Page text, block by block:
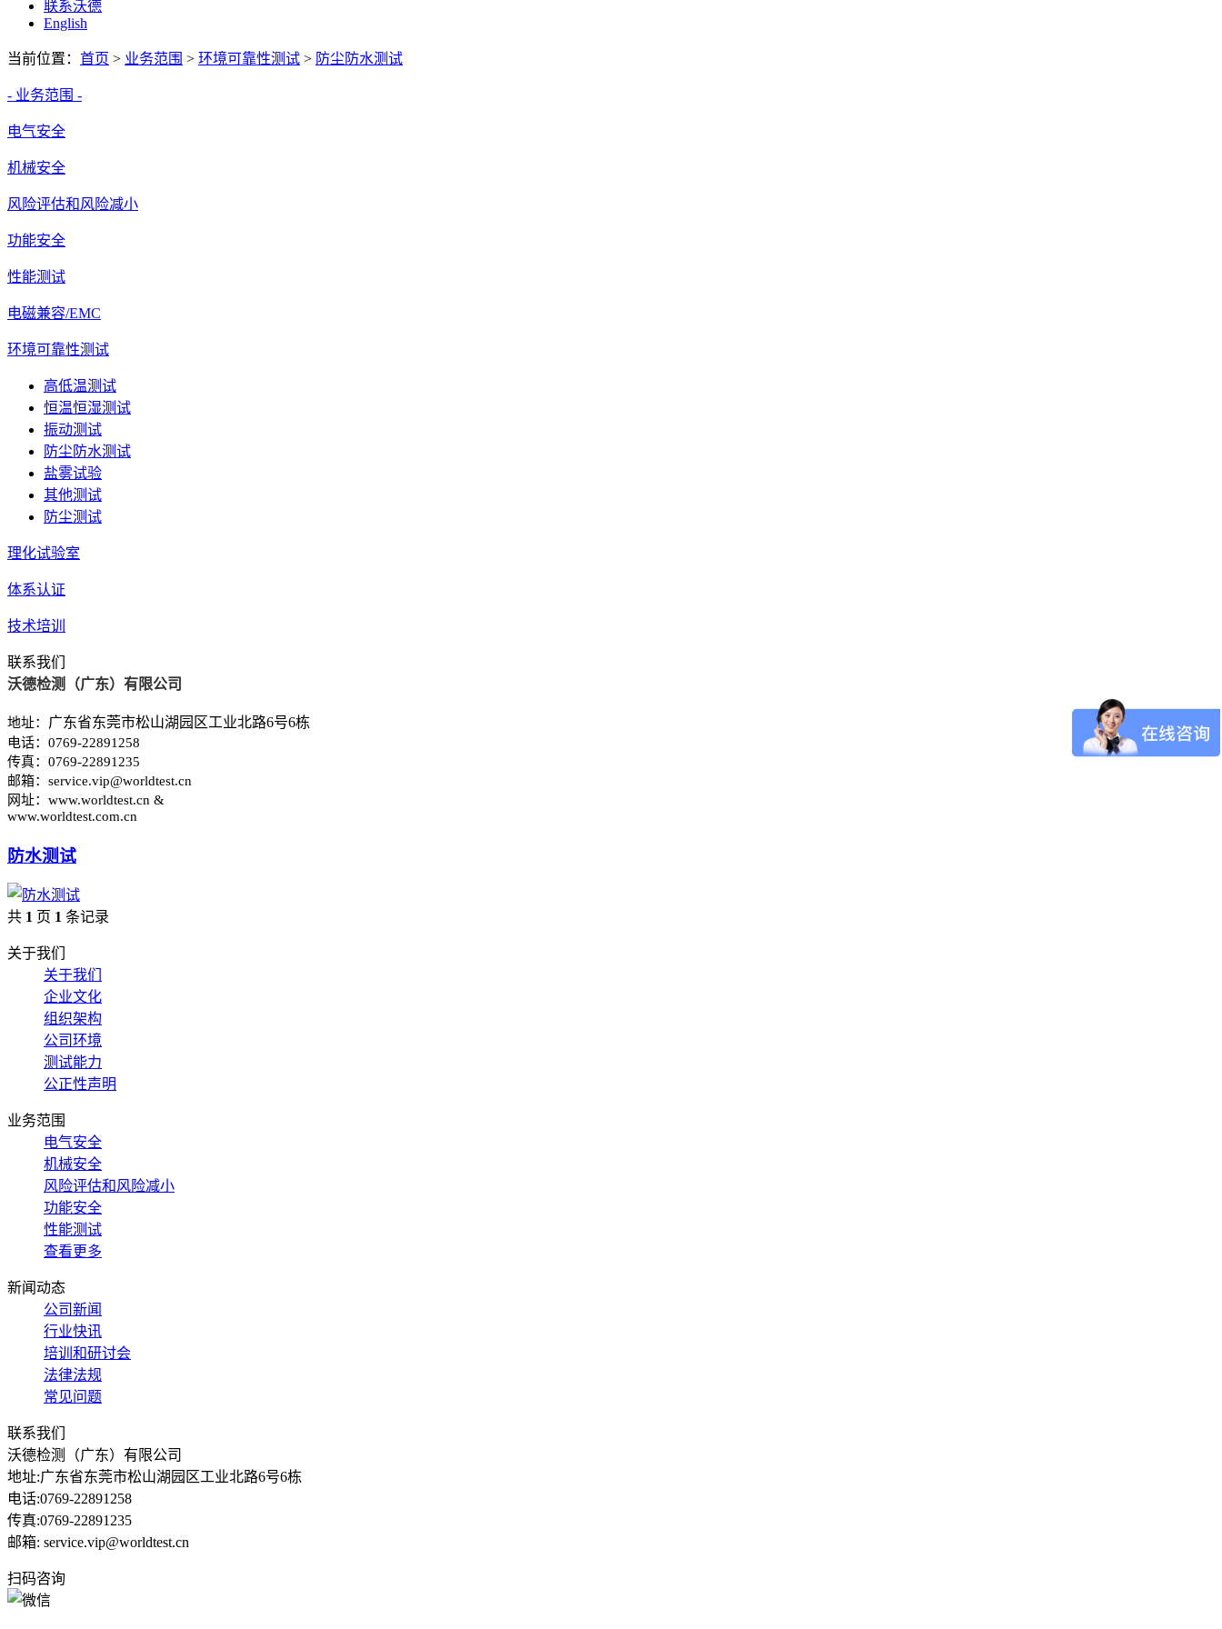
联系沃德
English
当前位置： 首页 > 业务范围 > 环境可靠性测试 > 防尘防水测试
- 业务范围 -
电气安全
机械安全
风险评估和风险减小
功能安全
性能测试
电磁兼容/EMC
环境可靠性测试
高低温测试
恒温恒湿测试
振动测试
防尘防水测试
盐雾试验
其他测试
防尘测试
理化试验室
体系认证
技术培训
联系我们
沃德检测（广东）有限公司
地址： 广东省东莞市松山湖园区工业北路6号6栋
电话： 0769-22891258
传真： 0769-22891235
邮箱： service.vip@worldtest.cn
网址： www.worldtest.cn &
www.worldtest.com.cn
防水测试
共 1 页 1 条记录
关于我们
关于我们
企业文化
组织架构
公司环境
测试能力
公正性声明
业务范围
电气安全
机械安全
风险评估和风险减小
功能安全
性能测试
查看更多
新闻动态
公司新闻
行业快讯
培训和研讨会
法律法规
常见问题
联系我们
沃德检测（广东）有限公司
地址:广东省东莞市松山湖园区工业北路6号6栋
电话:0769-22891258
传真:0769-22891235
邮箱: service.vip@worldtest.cn
扫码咨询